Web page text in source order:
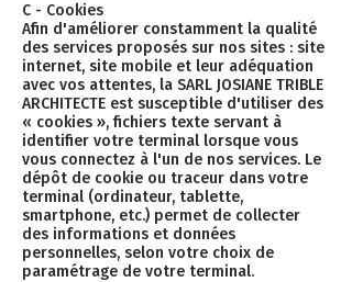
C - Cookies
Afin d'améliorer constamment la qualité
des services proposés sur nos sites : site
internet, site mobile et leur adéquation
avec vos attentes, la SARL JOSIANE TRIBLE
ARCHITECTE est susceptible d'utiliser des
« cookies », fichiers texte servant à
identifier votre terminal lorsque vous
vous connectez à l'un de nos services. Le
dépôt de cookie ou traceur dans votre
terminal (ordinateur, tablette,
smartphone, etc.) permet de collecter
des informations et données
personnelles, selon votre choix de
paramétrage de votre terminal.